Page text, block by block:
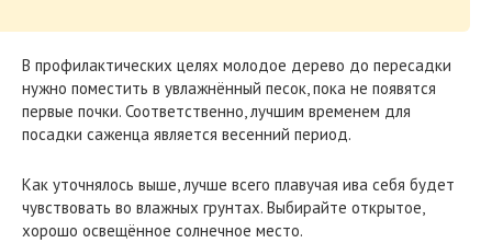
В профилактических целях молодое дерево до пересадки
нужно поместить в увлажнённый песок, пока не появятся
первые почки. Соответственно, лучшим временем для
посадки саженца является весенний период.
Как уточнялось выше, лучше всего плавучая ива себя будет
чувствовать во влажных грунтах. Выбирайте открытое,
хорошо освещённое солнечное место.